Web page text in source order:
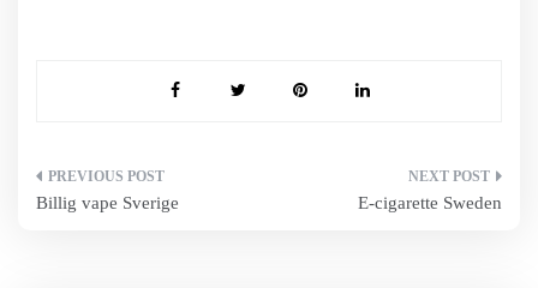
Inläggsnavigering
Billig vape Sverige E-cigarette Sweden